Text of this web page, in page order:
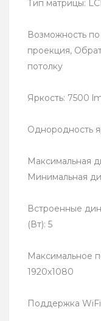
Тип матрицы:
Возможность
проекция,
потолку
Яркость: 7500
Однородность
Максимальная
Минимальная
Встроенные
(Вт): 5
Максимальное
1920x1080
Поддержка